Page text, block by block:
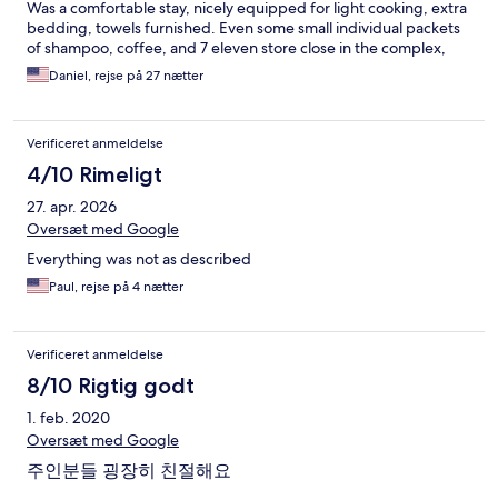
Was a comfortable stay, nicely equipped for light cooking, extra
bedding, towels furnished. Even some small individual packets
of shampoo, coffee, and 7 eleven store close in the complex,
Daniel, rejse på 27 nætter
Verificeret anmeldelse
4/10 Rimeligt
27. apr. 2026
Oversæt med Google
Everything was not as described
Paul, rejse på 4 nætter
Verificeret anmeldelse
8/10 Rigtig godt
1. feb. 2020
Oversæt med Google
주인분들 굉장히 친절해요